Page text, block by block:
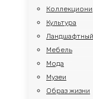
Культура
Мебель
Мода
Музеи
Образ жизни